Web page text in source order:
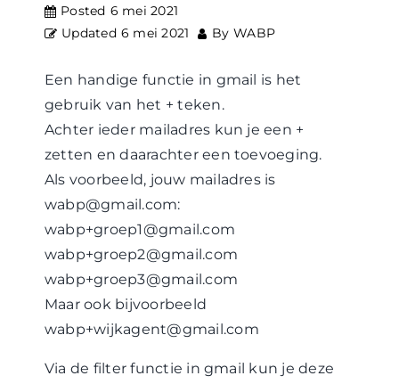
Posted 6 mei 2021
Updated 6 mei 2021 By WABP
Een handige functie in gmail is het
gebruik van het + teken.
Achter ieder mailadres kun je een +
zetten en daarachter een toevoeging.
Als voorbeeld, jouw mailadres is
wabp@gmail.com:
wabp+groep1@gmail.com
wabp+groep2@gmail.com
wabp+groep3@gmail.com
Maar ook bijvoorbeeld
wabp+wijkagent@gmail.com
Via de filter functie in gmail kun je deze